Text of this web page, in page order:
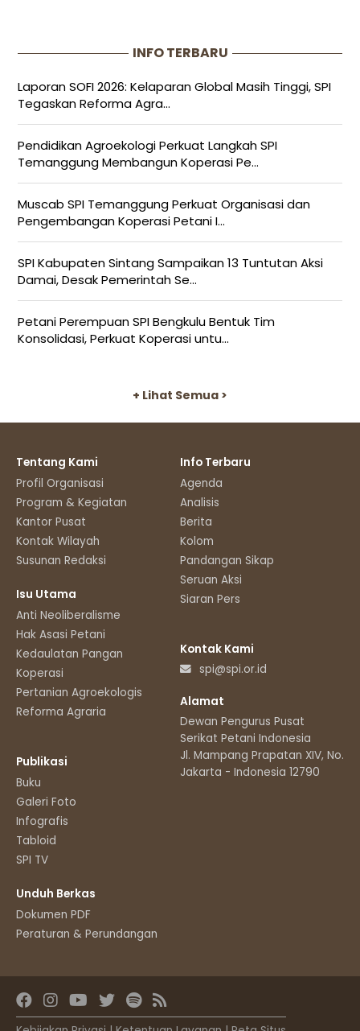
INFO TERBARU
Laporan SOFI 2026: Kelaparan Global Masih Tinggi, SPI
Tegaskan Reforma Agra...
Pendidikan Agroekologi Perkuat Langkah SPI
Temanggung Membangun Koperasi Pe...
Muscab SPI Temanggung Perkuat Organisasi dan
Pengembangan Koperasi Petani I...
SPI Kabupaten Sintang Sampaikan 13 Tuntutan Aksi
Damai, Desak Pemerintah Se...
Petani Perempuan SPI Bengkulu Bentuk Tim
Konsolidasi, Perkuat Koperasi untu...
+ Lihat Semua >
Tentang Kami
Profil Organisasi
Program & Kegiatan
Kantor Pusat
Kontak Wilayah
Susunan Redaksi
Isu Utama
Anti Neoliberalisme
Hak Asasi Petani
Kedaulatan Pangan
Koperasi
Pertanian Agroekologis
Reforma Agraria
Publikasi
Buku
Galeri Foto
Infografis
Tabloid
SPI TV
Unduh Berkas
Dokumen PDF
Peraturan & Perundangan
Info Terbaru
Agenda
Analisis
Berita
Kolom
Pandangan Sikap
Seruan Aksi
Siaran Pers
Kontak Kami
spi@spi.or.id
Alamat
Dewan Pengurus Pusat
Serikat Petani Indonesia
Jl. Mampang Prapatan XIV, No.11
Jakarta - Indonesia 12790